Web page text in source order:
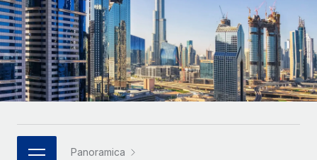
Cultivating a Thriving Remote-First Culture in
Partnership with Remote
At a glance Discover the evolution of TheyDo, a pioneering
journey management platform that has...
Maggiori informazioni
Reverse Tech's strategic partnership with
Remote for contractor management and
Italiano
Português (Portugal)
日本語
Panoramica